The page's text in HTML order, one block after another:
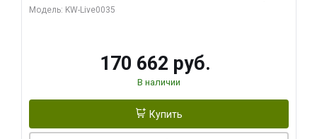
Sinotex GTX1650 4GB 128bit GDDR6 DVI DP HDMI 2/
Модель: KW-Live0035
170 662 руб.
В наличии
Купить